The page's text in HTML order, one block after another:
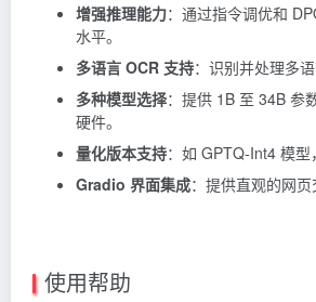
增强推理能力：通过指令调优和
水平。
多语言 OCR 支持：识别并处理多语
多种模型选择：提供 1B 至 34B 参
硬件。
量化版本支持：如 GPTQ-Int4 模型
Gradio 界面集成：提供直观的网页
使用帮助